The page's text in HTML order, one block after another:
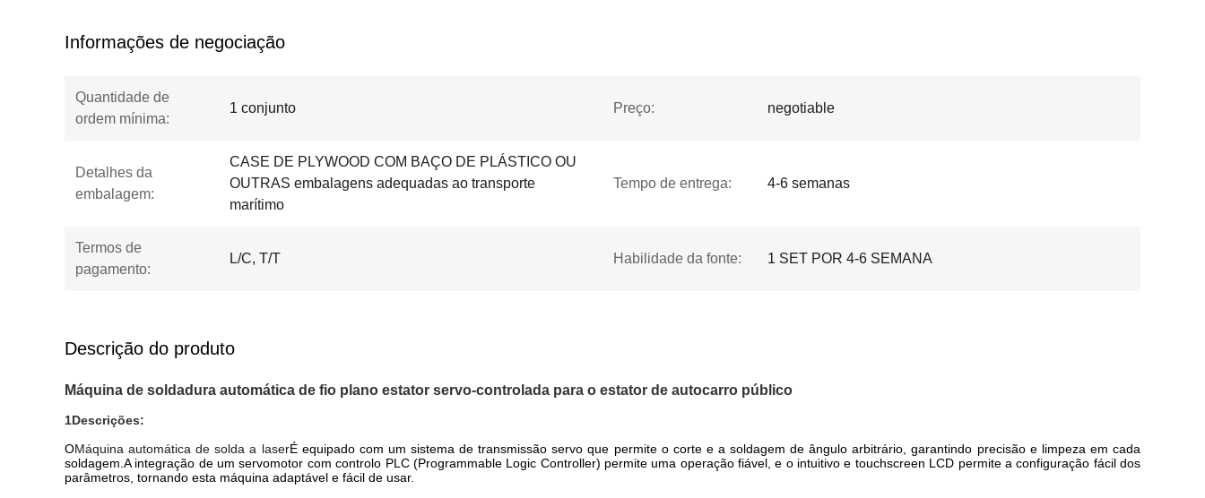
Informações de negociação
Quantidade de
ordem mínima:
1 conjunto Preço: negotiable
Detalhes da
embalagem:
CASE DE PLYWOOD COM BAÇO DE PLÁSTICO OU
OUTRAS embalagens adequadas ao transporte
marítimo
Tempo de entrega: 4-6 semanas
Termos de
pagamento:
L/C, T/T Habilidade da fonte: 1 SET POR 4-6 SEMANA
Descrição do produto
Máquina de soldadura automática de fio plano estator servo-controlada para o estator de autocarro público
1Descrições:
OMáquina automática de solda a laserÉ equipado com um sistema de transmissão servo que permite o corte e a soldagem de ângulo arbitrário, garantindo precisão e limpeza em cada
soldagem.A integração de um servomotor com controlo PLC (Programmable Logic Controller) permite uma operação fiável, e o intuitivo e touchscreen LCD permite a configuração fácil dos
parâmetros, tornando esta máquina adaptável e fácil de usar.